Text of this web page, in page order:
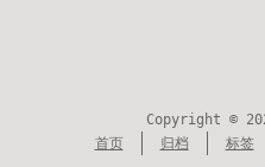
Copyright ©
首页
归档 标签